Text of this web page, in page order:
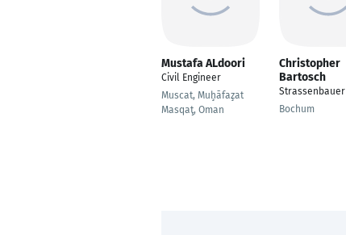
Mustafa ALdoori
Civil Engineer
Muscat, Muḩāfaz̧at
Masqaţ, Oman
Christopher
Bartosch
Strassenbauer
Bochum